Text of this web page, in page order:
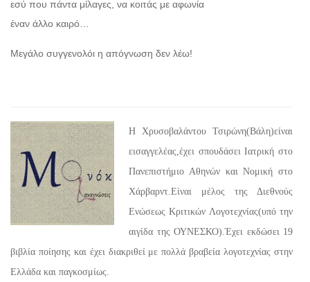
εσύ που πάντα μίλαγες, να κοιτάς με αφωνία
έναν άλλο καιρό…
Μεγάλο συγγενολόι η απόγνωση δεν λέω!
Η Χρυσοβαλάντου Τσιρώνη(Βάλη)είναι
εισαγγελέας,έχει σπουδάσει Ιατρική στο
Πανεπιστήμιο Αθηνών και Νομική στο
Χάρβαρντ.Είναι μέλος της Διεθνούς
Ενώσεως Κριτικών Λογοτεχνίας(υπό την
αιγίδα της ΟΥΝΕΣΚΟ).Έχει εκδώσει 19
βιβλία ποίησης και έχει διακριθεί με πολλά βραβεία λογοτεχνίας στην
Ελλάδα και παγκοσμίως.